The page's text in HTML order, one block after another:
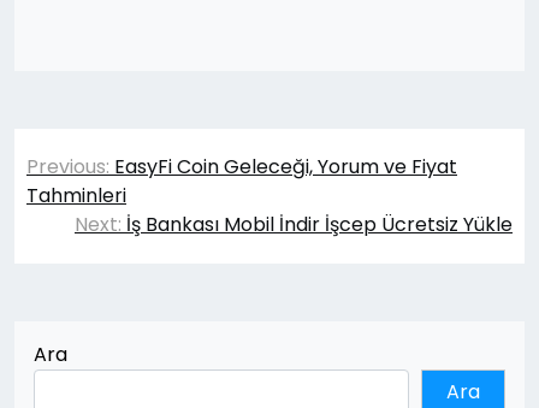
Yazı
gezinmesi
Previous: EasyFi Coin Geleceği, Yorum ve Fiyat
Tahminleri
Next: İş Bankası Mobil İndir İşcep Ücretsiz Yükle
Ara
Ara